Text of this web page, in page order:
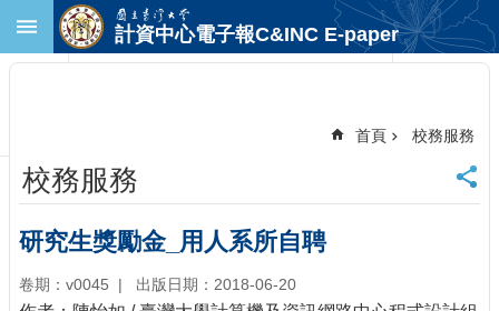
跳到主要內容區塊
首
頁
臺
大
首
頁
計資中心電子報C&INC E-paper
首頁 校務服務
校務服務
研究生獎勵金_用人系所自聘
卷期：v0045 出版日期：2018-06-20